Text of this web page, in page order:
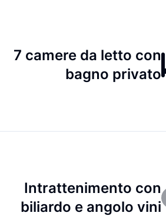
7 camere da letto con
bagno privato
Intrattenimento con
biliardo e angolo vini